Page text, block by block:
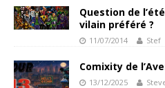
Question de
vilain préféré ?
11/07/2014 Stef
Comixity de
13/12/2025